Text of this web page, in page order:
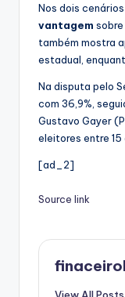
Nos dois
vantagem
também mostra
estadual,
Na disputa pelo
com 36,9%,
Gustavo Gayer
eleitores entre 15
[ad_2]
Source link
View All Posts